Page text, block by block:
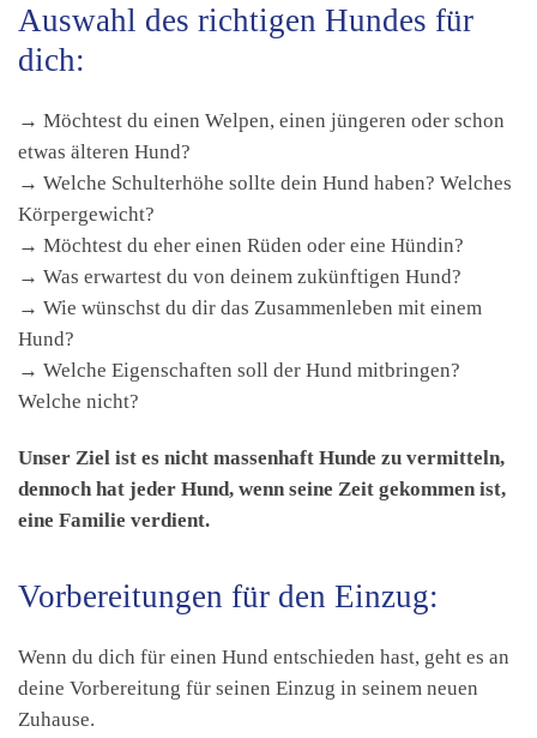
Auswahl des richtigen Hundes für
dich:
→ Möchtest du einen Welpen, einen jüngeren oder schon
etwas älteren Hund?
→ Welche Schulterhöhe sollte dein Hund haben? Welches
Körpergewicht?
→ Möchtest du eher einen Rüden oder eine Hündin?
→ Was erwartest du von deinem zukünftigen Hund?
→ Wie wünschst du dir das Zusammenleben mit einem
Hund?
→ Welche Eigenschaften soll der Hund mitbringen?
Welche nicht?
Unser Ziel ist es nicht massenhaft Hunde zu vermitteln,
dennoch hat jeder Hund, wenn seine Zeit gekommen ist,
eine Familie verdient.
Vorbereitungen für den Einzug:
Wenn du dich für einen Hund entschieden hast, geht es an
deine Vorbereitung für seinen Einzug in seinem neuen
Zuhause.